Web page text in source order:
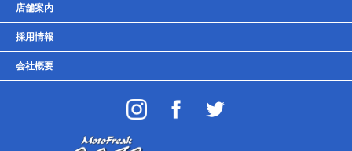
店舗案内
採用情報
会社概要